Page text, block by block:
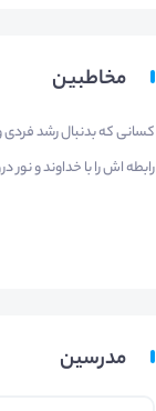
مخاطبین
کسانی که بدنبال رشد
رابطه اش را با خداوند و
مدرسین